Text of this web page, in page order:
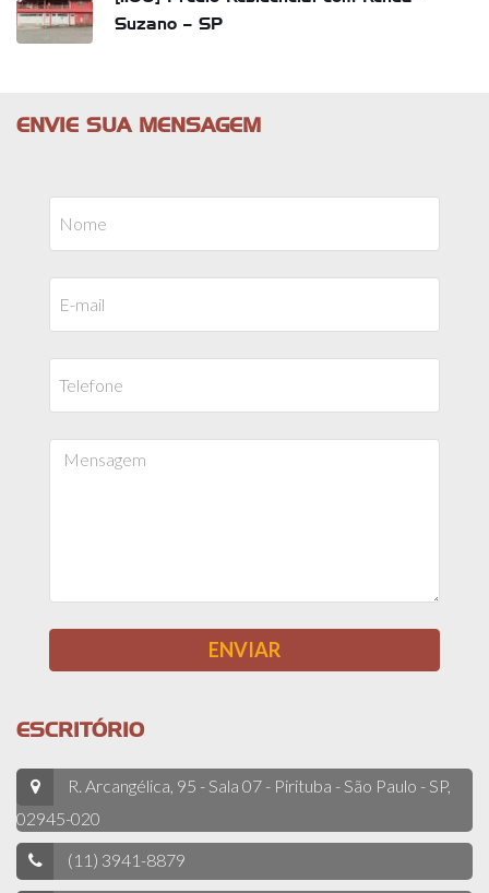
Suzano – SP
ENVIE SUA MENSAGEM
ESCRITÓRIO
R. Arcangélica, 95 - Sala 07 - Pirituba - São Paulo - SP,
02945-020
(11) 3941-8879